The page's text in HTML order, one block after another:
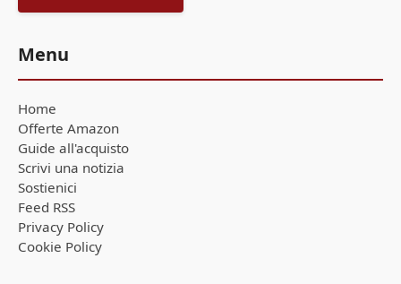
Menu
Home
Offerte Amazon
Guide all'acquisto
Scrivi una notizia
Sostienici
Feed RSS
Privacy Policy
Cookie Policy